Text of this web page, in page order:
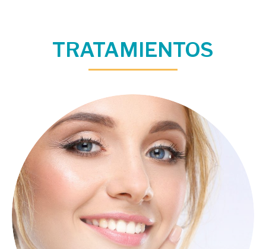
TRATAMIENTOS